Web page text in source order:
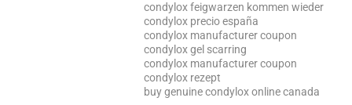
condylox feigwarzen kommen wieder
condylox precio españa
condylox manufacturer coupon
condylox gel scarring
condylox manufacturer coupon
condylox rezept
buy genuine condylox online canada